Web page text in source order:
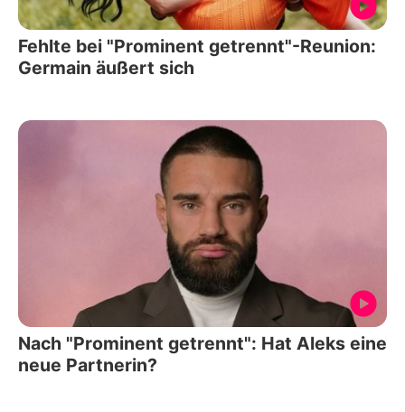
Fehlte bei "Prominent getrennt"-Reunion:
Germain äußert sich
Nach "Prominent getrennt": Hat Aleks eine
neue Partnerin?